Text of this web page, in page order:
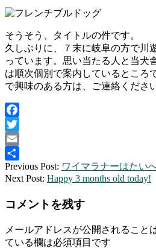
そうそう、タイトルの件です。
久しぶりに、７末に岐阜の方で川
っています。思い当たる人と当犬
は順次個別で案内しているところ
で興味のある方は、ご連絡くださ
Facebook
Twitter
Email
共
有
2019-
06-
Previous Post: ワイマラナーはたい
Next Post: Happy 3 months old today!
コメントを残す
メールアドレスが公開されること
ている欄は必須項目です